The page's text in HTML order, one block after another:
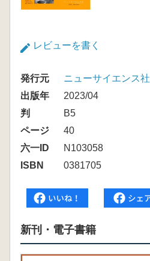
レビューを書く
発行元
ニューサイエンス社
出版年
2023/04
判
B5
ページ
40
六一ID
N103058
ISBN
0381705
新刊・電子書籍